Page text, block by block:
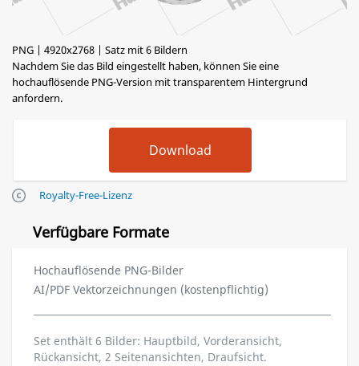
PNG | 4920x2768 | Satz mit 6 Bildern
Nachdem Sie das Bild eingestellt haben, können Sie eine
hochauflösende PNG-Version mit transparentem Hintergrund
anfordern.
Royalty-Free-Lizenz
Verfügbare Formate
Hochauflösende PNG-Bilder
AI/PDF Vektorzeichnungen (kostenpflichtig)
Set enthält 6 Bilder: Hauptbild, Vorderansicht,
Rückansicht, 2 Seitenansichten, Draufsicht.